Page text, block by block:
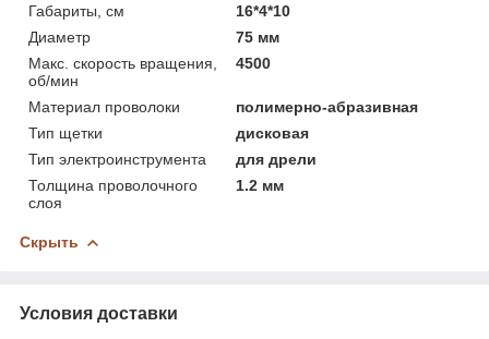
Габариты, см
16*4*10
Диаметр
75 мм
Макс. скорость вращения,
об/мин
4500
Материал проволоки
полимерно-абразивная
Тип щетки
дисковая
Тип электроинструмента
для дрели
Толщина проволочного
слоя
1.2 мм
Скрыть
Условия доставки